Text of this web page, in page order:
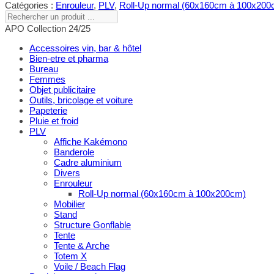
Catégories : Enrouleur, PLV, Roll-Up normal (60x160cm à
Rechercher
un
APO Collection 24/25
Accessoires vin, bar & hôtel
Bien-etre et pharma
Bureau
Femmes
Objet publicitaire
Outils, bricolage et voiture
Papeterie
Pluie et froid
PLV
Affiche Kakémono
Banderole
Cadre aluminium
Divers
Enrouleur
Roll-Up normal (60x160cm à 100x200cm)
Mobilier
Stand
Structure Gonflable
Tente
Tente & Arche
Totem X
Voile / Beach Flag